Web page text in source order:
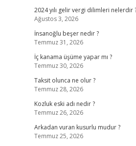
2024 yılı gelir vergi dilimleri nelerdir
Ağustos 3, 2026
İnsanoğlu beşer nedir ?
Temmuz 31, 2026
İç kanama üşüme yapar mı ?
Temmuz 30, 2026
Taksit olunca ne olur ?
Temmuz 28, 2026
Kozluk eski adı nedir ?
Temmuz 26, 2026
Arkadan vuran kusurlu mudur ?
Temmuz 25, 2026